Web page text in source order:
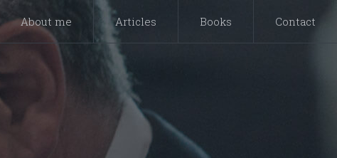
About me Articles Books Contact